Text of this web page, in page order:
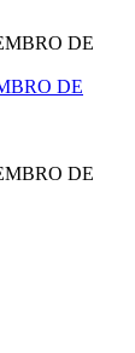
DE
DE
DE